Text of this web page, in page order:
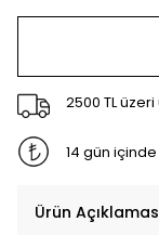
2500 TL
14 gün
Ürün